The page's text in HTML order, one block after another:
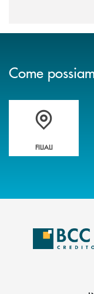
Come
Trova la filiale più
FILIALI